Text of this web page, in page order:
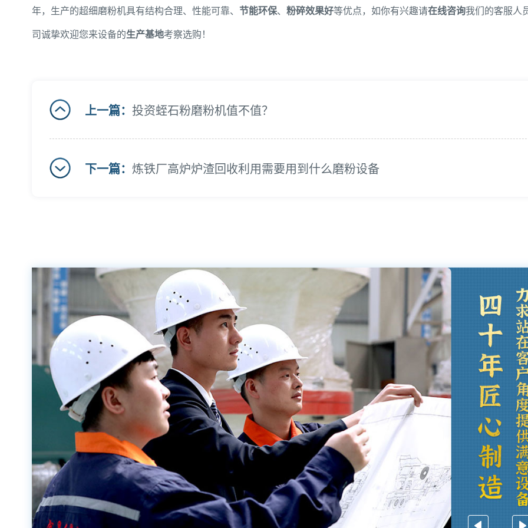
年，生产的超细磨粉机具有结构合理、性能可靠、 节能环保、 粉碎效果好等优点，如你有兴趣请在线咨询我们的客服人
司诚挚欢迎您来设备的生产基地考察选购！
上一篇： 投资蛭石粉磨粉机值不值？
下一篇： 炼铁厂高炉炉渣回收利用需要用到什么磨粉设备